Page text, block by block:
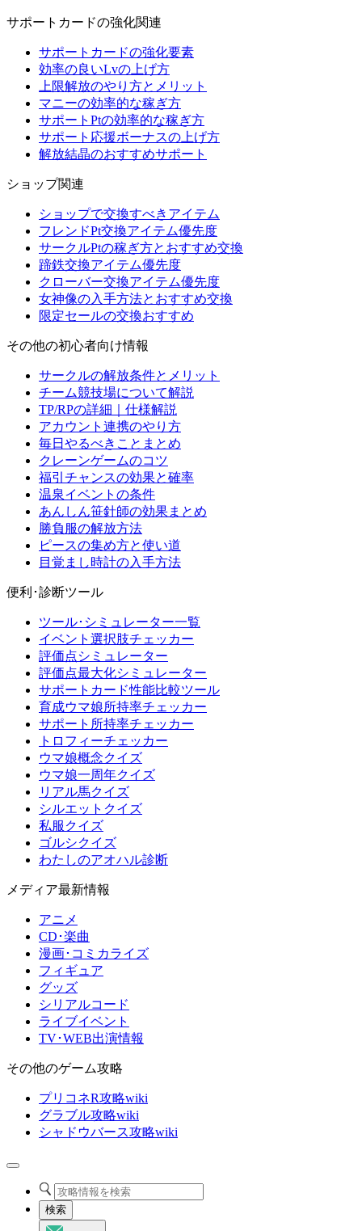
サポートカードの強化関連
サポートカードの強化要素
効率の良いLvの上げ方
上限解放のやり方とメリット
マニーの効率的な稼ぎ方
サポートPtの効率的な稼ぎ方
サポート応援ボーナスの上げ方
解放結晶のおすすめサポート
ショップ関連
ショップで交換すべきアイテム
フレンドPt交換アイテム優先度
サークルPtの稼ぎ方とおすすめ交換
蹄鉄交換アイテム優先度
クローバー交換アイテム優先度
女神像の入手方法とおすすめ交換
限定セールの交換おすすめ
その他の初心者向け情報
サークルの解放条件とメリット
チーム競技場について解説
TP/RPの詳細｜仕様解説
アカウント連携のやり方
毎日やるべきことまとめ
クレーンゲームのコツ
福引チャンスの効果と確率
温泉イベントの条件
あんしん笹針師の効果まとめ
勝負服の解放方法
ピースの集め方と使い道
目覚まし時計の入手方法
便利･診断ツール
ツール･シミュレーター一覧
イベント選択肢チェッカー
評価点シミュレーター
評価点最大化シミュレーター
サポートカード性能比較ツール
育成ウマ娘所持率チェッカー
サポート所持率チェッカー
トロフィーチェッカー
ウマ娘概念クイズ
ウマ娘一周年クイズ
リアル馬クイズ
シルエットクイズ
私服クイズ
ゴルシクイズ
わたしのアオハル診断
メディア最新情報
アニメ
CD･楽曲
漫画･コミカライズ
フィギュア
グッズ
シリアルコード
ライブイベント
TV･WEB出演情報
その他のゲーム攻略
プリコネR攻略wiki
グラブル攻略wiki
シャドウバース攻略wiki
検索